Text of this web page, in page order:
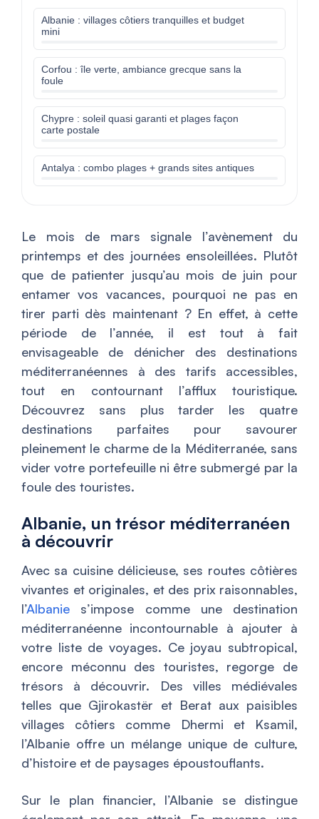
Albanie : villages côtiers tranquilles et budget
mini
Corfou : île verte, ambiance grecque sans la
foule
Chypre : soleil quasi garanti et plages façon
carte postale
Antalya : combo plages + grands sites antiques
Le mois de mars signale l’avènement du
printemps et des journées ensoleillées. Plutôt
que de patienter jusqu’au mois de juin pour
entamer vos vacances, pourquoi ne pas en
tirer parti dès maintenant ? En effet, à cette
période de l’année, il est tout à fait
envisageable de dénicher des destinations
méditerranéennes à des tarifs accessibles,
tout en contournant l’afflux touristique.
Découvrez sans plus tarder les quatre
destinations parfaites pour savourer
pleinement le charme de la Méditerranée, sans
vider votre portefeuille ni être submergé par la
foule des touristes.
Albanie, un trésor méditerranéen
à découvrir
Avec sa cuisine délicieuse, ses routes côtières
vivantes et originales, et des prix raisonnables,
l’Albanie s’impose comme une destination
méditerranéenne incontournable à ajouter à
votre liste de voyages. Ce joyau subtropical,
encore méconnu des touristes, regorge de
trésors à découvrir. Des villes médiévales
telles que Gjirokastër et Berat aux paisibles
villages côtiers comme Dhermi et Ksamil,
l’Albanie offre un mélange unique de culture,
d’histoire et de paysages époustouflants.
Sur le plan financier, l’Albanie se distingue